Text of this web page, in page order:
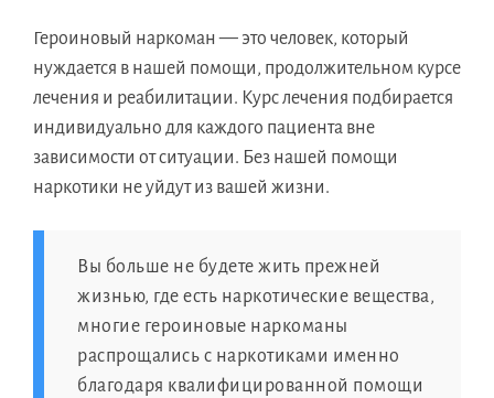
Героиновый наркоман — это человек, который
нуждается в нашей помощи, продолжительном курсе
лечения и реабилитации. Курс лечения подбирается
индивидуально для каждого пациента вне
зависимости от ситуации. Без нашей помощи
наркотики не уйдут из вашей жизни.
Вы больше не будете жить прежней
жизнью, где есть наркотические вещества,
многие героиновые наркоманы
распрощались с наркотиками именно
благодаря квалифицированной помощи